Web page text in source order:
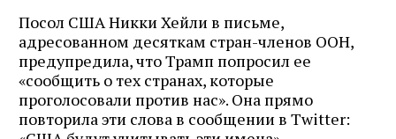
Посол США Никки Хейли в письме,
адресованном десяткам стран-членов ООН,
предупредила, что Трамп попросил ее
«сообщить о тех странах, которые
проголосовали против нас». Она прямо
повторила эти слова в сообщении в Twitter: